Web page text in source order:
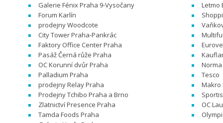
Galerie Fénix Praha 9-Vysočany
Forum Karlín
prodejny Woodcote
City Tower Praha-Pankrác
Faktory Office Center Praha
Pasáž Černá růže Praha
OC Korunní dvůr Praha
Palladium Praha
prodejny Relay Praha
Prodejny Tchibo Praha a Brno
Zlatnictví Presence Praha
Tamda Foods Praha
Letmo
Norma
Tesco
Makro
OC